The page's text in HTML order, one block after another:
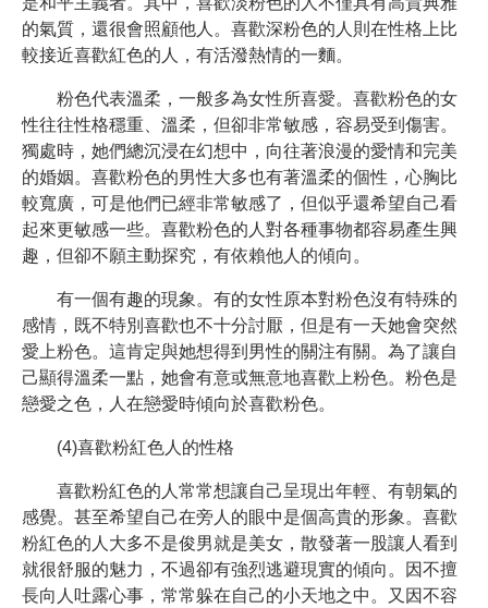
的氣質，還很會照顧他人。喜歡深粉色的人則在性格上比
較接近喜歡紅色的人，有活潑熱情的一麵。
粉色代表溫柔，一般多為女性所喜愛。喜歡粉色的女
性往往性格穩重、溫柔，但卻非常敏感，容易受到傷害。
獨處時，她們總沉浸在幻想中，向往著浪漫的愛情和完美
的婚姻。喜歡粉色的男性大多也有著溫柔的個性，心胸比
較寬廣，可是他們已經非常敏感了，但似乎還希望自己看
起來更敏感一些。喜歡粉色的人對各種事物都容易產生興
趣，但卻不願主動探究，有依賴他人的傾向。
有一個有趣的現象。有的女性原本對粉色沒有特殊的
感情，既不特別喜歡也不十分討厭，但是有一天她會突然
愛上粉色。這肯定與她想得到男性的關注有關。為了讓自
己顯得溫柔一點，她會有意或無意地喜歡上粉色。粉色是
戀愛之色，人在戀愛時傾向於喜歡粉色。
(4)喜歡粉紅色人的性格
喜歡粉紅色的人常常想讓自己呈現出年輕、有朝氣的
感覺。甚至希望自己在旁人的眼中是個高貴的形象。喜歡
粉紅色的人大多不是俊男就是美女，散發著一股讓人看到
就很舒服的魅力，不過卻有強烈逃避現實的傾向。因不擅
長向人吐露心事，常常躲在自己的小天地之中。又因不容